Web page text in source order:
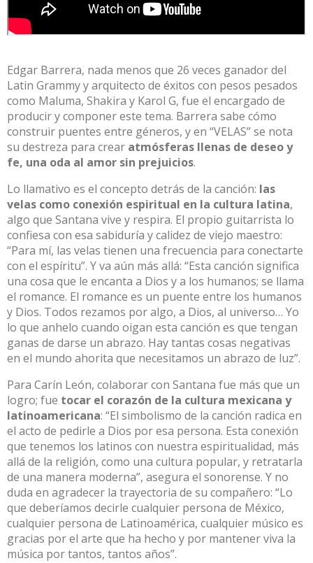
Edgar Barrera, nada menos que 26 veces ganador del
Latin Grammy y arquitecto de éxitos con pesos pesados
como Maluma, Shakira y Karol G, fue el encargado de
producir y componer este tema. Barrera sabe cómo
construir puentes entre géneros, y en “VELAS” se nota
su destreza para crear atmósferas llenas de deseo y
fe, una oda al amor sin prejuicios.​
Lo llamativo es el concepto detrás de la canción: las
velas como conexión espiritual en la cultura latina,
algo que Santana vive y respira. El propio guitarrista lo
confiesa con esa sabiduría y calidez de viejo maestro:
“Para mí, las velas tienen una frecuencia para conectarte
con el espíritu”. Y va aún más allá: “Esta canción significa
una cosa que le encanta a Dios y a los humanos; se llama
el romance. El romance es un puente entre los humanos
y Dios. Todos rezamos por algo, a Dios, al universo… Yo
lo que anhelo cuando oigan esta canción es que tengan
ganas de darse un abrazo. Hay tantas cosas negativas
en el mundo ahorita que necesitamos un abrazo de luz”.​
Para Carín León, colaborar con Santana fue más que un
logro; fue tocar el corazón de la cultura mexicana y
latinoamericana: “El simbolismo de la canción radica en
el acto de pedirle a Dios por esa persona. Esta conexión
que tenemos los latinos con nuestra espiritualidad, más
allá de la religión, como una cultura popular, y retratarla
de una manera moderna”, asegura el sonorense. Y no
duda en agradecer la trayectoria de su compañero: “Lo
que deberíamos decirle cualquier persona de México,
cualquier persona de Latinoamérica, cualquier músico es
gracias por el arte que ha hecho y por mantener viva la
música por tantos, tantos años”.​